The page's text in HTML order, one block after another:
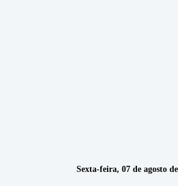
Sexta-feira, 07 de agosto